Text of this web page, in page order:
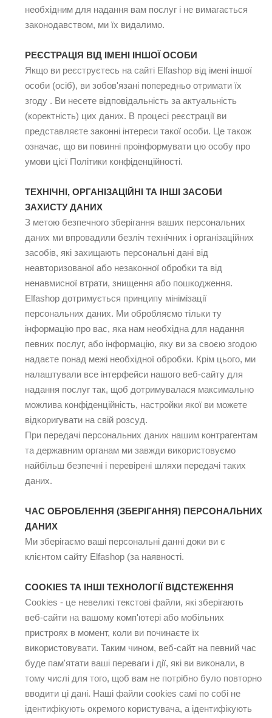
необхідним для надання вам послуг і не вимагається
законодавством, ми їх видалимо.
РЕЄСТРАЦІЯ ВІД ІМЕНІ ІНШОЇ ОСОБИ
Якщо ви реєструєтесь на сайті Elfashop від імені іншої
особи (осіб), ви зобов'язані попередньо отримати їх
згоду . Ви несете відповідальність за актуальність
(коректність) цих даних. В процесі реєстрації ви
представляєте законні інтереси такої особи. Це також
означає, що ви повинні проінформувати цю особу про
умови цієї Політики конфіденційності.
ТЕХНІЧНІ, ОРГАНІЗАЦІЙНІ ТА ІНШІ ЗАСОБИ
ЗАХИСТУ ДАНИХ
З метою безпечного зберігання ваших персональних
даних ми впровадили безліч технічних і організаційних
засобів, які захищають персональні дані від
неавторизованої або незаконної обробки та від
ненавмисної втрати, знищення або пошкодження.
Elfashop дотримується принципу мінімізації
персональних даних. Ми обробляємо тільки ту
інформацію про вас, яка нам необхідна для надання
певних послуг, або інформацію, яку ви за своєю згодою
надаєте понад межі необхідної обробки. Крім цього, ми
налаштували все інтерфейси нашого веб-сайту для
надання послуг так, щоб дотримувалася максимально
можлива конфіденційність, настройки якої ви можете
відкоригувати на свій розсуд.
При передачі персональних даних нашим контрагентам
та державним органам ми завжди використовуємо
найбільш безпечні і перевірені шляхи передачі таких
даних.
ЧАС ОБРОБЛЕННЯ (ЗБЕРІГАННЯ) ПЕРСОНАЛЬНИХ
ДАНИХ
Ми зберігаємо ваші персональні данні доки ви є
клієнтом сайту Elfashop (за наявності.
COOKIES ТА ІНШІ ТЕХНОЛОГІЇ ВІДСТЕЖЕННЯ
Cookies - це невеликі текстові файли, які зберігають
веб-сайти на вашому комп'ютері або мобільних
пристроях в момент, коли ви починаєте їх
використовувати. Таким чином, веб-сайт на певний час
буде пам'ятати ваші переваги і дії, які ви виконали, в
тому числі для того, щоб вам не потрібно було повторно
вводити ці дані. Наші файли cookies самі по собі не
ідентифікують окремого користувача, а ідентифікують